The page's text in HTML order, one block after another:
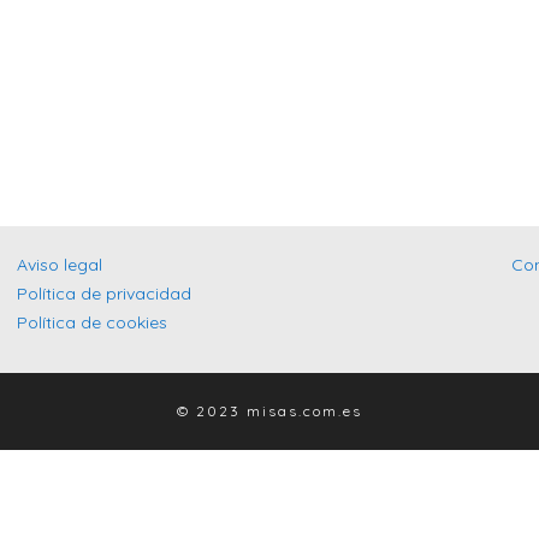
Aviso legal
Política de privacidad
Política de cookies
© 2023 misas.com.es